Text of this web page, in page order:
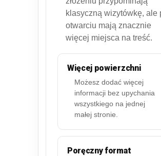
klasyczną wizytówkę, ale
otwarciu mają znacznie
więcej miejsca na treść.
Więcej powierzchni
Możesz dodać więcej
informacji bez upychania
wszystkiego na jednej
małej stronie.
Poręczny format